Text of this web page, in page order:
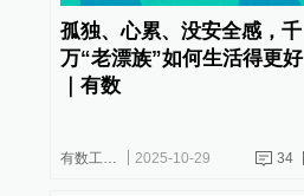
孤独、心累、没安全感，千
万“老漂族”如何生活得更好
｜有数
有数工作室 2025-10-29 34